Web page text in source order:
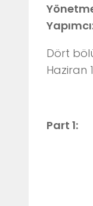
Dört
Haziran
Part 1: